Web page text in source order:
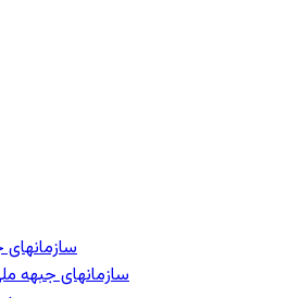
-
- سازمانهای جبهه